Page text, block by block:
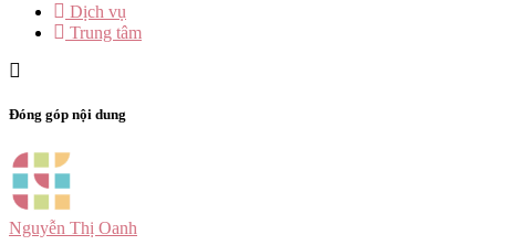
Dịch vụ
Trung tâm
Đóng góp nội dung
Nguyễn Thị Oanh